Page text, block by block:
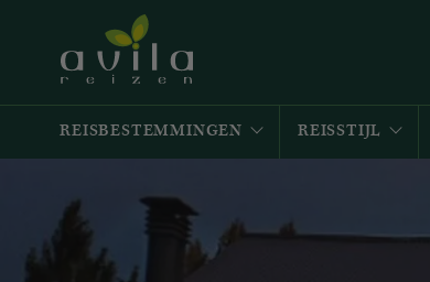
REISBESTEMMINGEN REISSTIJL